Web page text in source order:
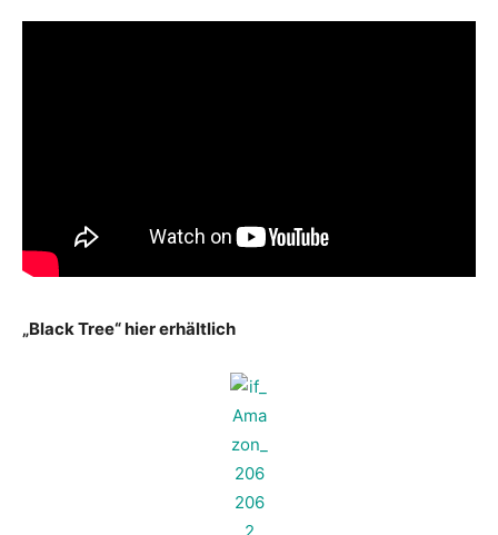
„Black Tree“ hier erhältlich